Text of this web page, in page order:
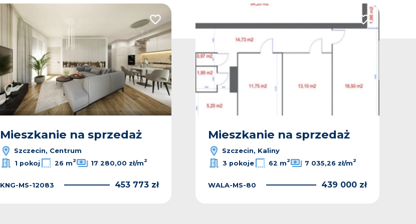
Dodaj do ulubionych
Mieszkanie na sprzedaż
Szczecin, Centrum
1 pokoj 26 m2 17 280,00 zł/m2
KNG-MS-12083 453 773 zł
Dodaj do
Mieszkanie na sprzedaż
Szczecin, Kaliny
3 pokoje 62 m2 7 035,26 zł/m2
WALA-MS-80 439 000 zł